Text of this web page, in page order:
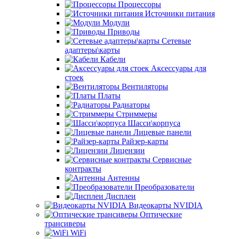
Процессоры
Источники питания
Модули
Приводы
Сетевые
адаптеры\карты
Кабели
Аксессуары для
стоек
Вентиляторы
Платы
Радиаторы
Стриммеры
Шасси\корпуса
Лицевые панели
Райзер-карты
Лицензии
Сервисные
контракты
Антенны
Преобразователи
Дисплеи
Видеокарты NVIDIA
Оптические
трансиверы
WiFi